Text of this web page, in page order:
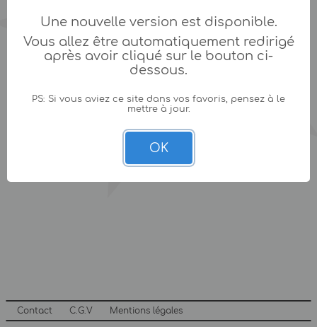
Contact C.G.V Mentions légales
Une nouvelle version est disponible.
Vous allez être automatiquement redirigé
après avoir cliqué sur le bouton ci-
dessous.
PS: Si vous aviez ce site dans vos favoris, pensez à le
mettre à jour.
OK